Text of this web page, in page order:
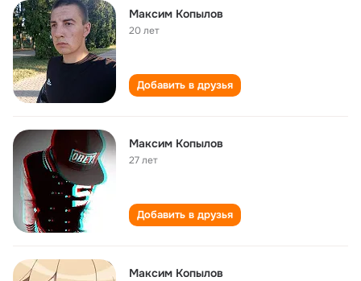
Максим Копылов
20 лет
Добавить в друзья
Максим Копылов
27 лет
Добавить в друзья
Максим Копылов